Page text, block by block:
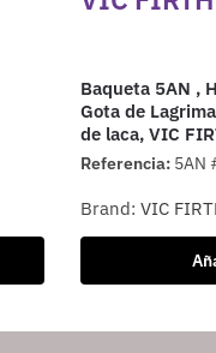
Baqueta 5AN ,
Gota de
de laca, VIC
Referencia: 5AN
Brand: VIC